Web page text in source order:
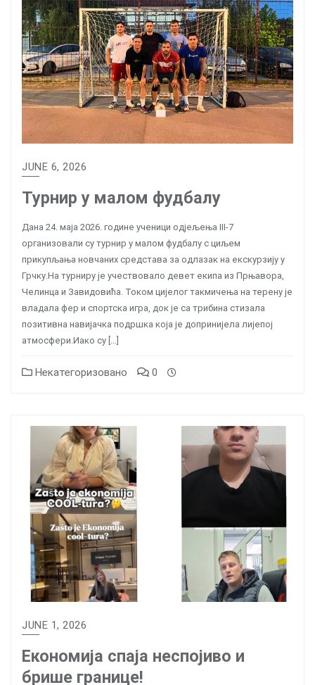
JUNE 6, 2026
Турнир у малом фудбалу
Дана 24. маја 2026. године ученици одјељења III-7
организовали су турнир у малом фудбалу с циљем
прикупљања новчаних средстава за одлазак на екскурзију у
Грчку.На турниру је учествовало девет екипа из Прњавора,
Челинца и Завидовића. Током цијелог такмичења на терену је
владала фер и спортска игра, док је са трибина стизала
позитивна навијачка подршка која је допринијела лијепој
атмосфери.Иако су […]
Некатегоризовано 0
JUNE 1, 2026
Економија спаја неспојиво и
брише границе!